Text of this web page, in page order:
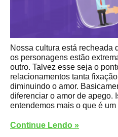
Nossa cultura está recheada
os personagens estão
outro. Talvez esse seja o
relacionamentos tanta
diminuindo o amor.
diferenciar o amor de apego.
entendemos mais o que é
Continue Lendo »